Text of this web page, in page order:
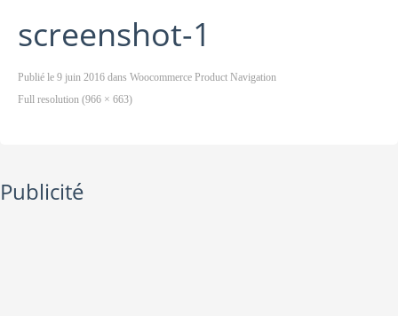
screenshot-1
Publié le 9 juin 2016 dans Woocommerce Product Navigation
Full resolution (966 × 663)
Publicité